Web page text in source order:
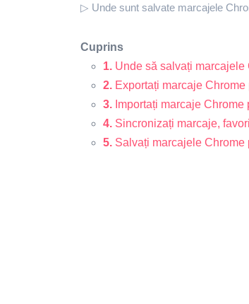
▷ Unde sunt salvate marcajele
Cuprins
1. Unde să salvați
2. Exportați marcaje
3. Importați marcaje
4. Sincronizați marcaje,
5. Salvați marcajele